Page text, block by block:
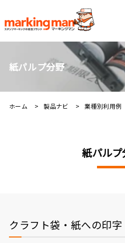
紙パルプ分野
ホーム 製品ナビ 業種別利用例
紙パルプ
クラフト袋・紙への印字